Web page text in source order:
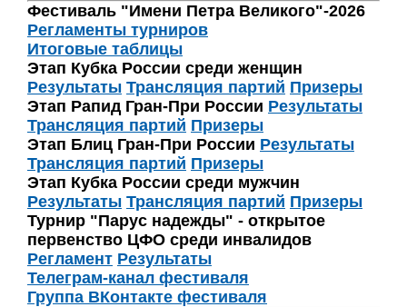
Фестиваль "Имени Петра Великого"-2026
Регламенты турниров
Итоговые таблицы
Этап Кубка России среди женщин
Результаты Трансляция партий Призеры
Этап Рапид Гран-При России Результаты
Трансляция партий Призеры
Этап Блиц Гран-При России Результаты
Трансляция партий Призеры
Этап Кубка России среди мужчин
Результаты Трансляция партий Призеры
Турнир "Парус надежды" - открытое
первенство ЦФО среди инвалидов
Регламент Результаты
Телеграм-канал фестиваля
Группа ВКонтакте фестиваля